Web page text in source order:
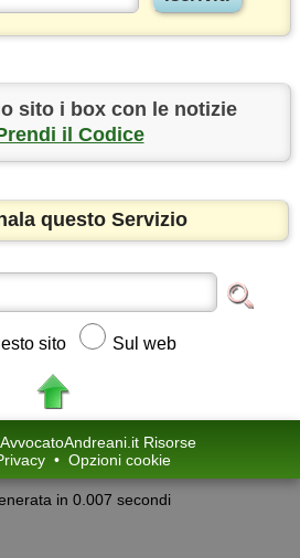
sito i box con le notizie
il Codice
questo Servizio
sito Sul web
Risorse
• Opzioni cookie
in 0.007 secondi